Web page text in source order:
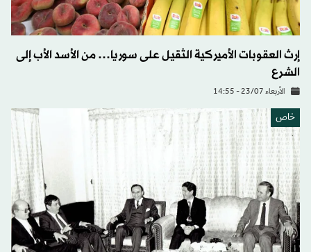
إرث العقوبات الأميركية الثقيل على سوريا… من الأسد الأب إلى
الشرع
الأربعاء 23/07 - 14:55
خاص